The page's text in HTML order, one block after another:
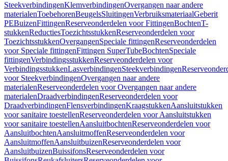
SteekverbindingenKlemverbindingenOvergangen naar andere
materialenToebehorenBeugelsSluitingenVerbruiksmateriaalGeberit
PEBuizenFittingenReserveonderdelen voor FittingenBochtenT-
stukkenReductiesToezichtsstukkenReserveonderdelen voor
ToezichtsstukkenOvergangenSpeciale fittingenReserveonderdelen
voor Speciale fittingenFittingen SuperTubeBochtenSpeciale
fittingenVerbindingsstukkenReserveonderdelen voor
VerbindingsstukkenLasverbindingenSteekverbindingen
voor SteekverbindingenOvergangen naar andere
materialenReserveonderdelen voor Overgangen naar andere
materialenDraadverbindingenReserveonderdelen voor
DraadverbindingenFlensverbindingenKraagstukkenAansluitstukken
voor sanitaire toestellenReserveonderdelen voor Aansluitstukken
voor sanitaire toestellenAansluitbochtenReserveonderdelen voor
AansluitbochtenAansluitmoffenReserveonderdelen voor
AansluitmoffenAansluitbuizenReserveonderdelen voor
AansluitbuizenBuissifonsReserveonderdelen voor